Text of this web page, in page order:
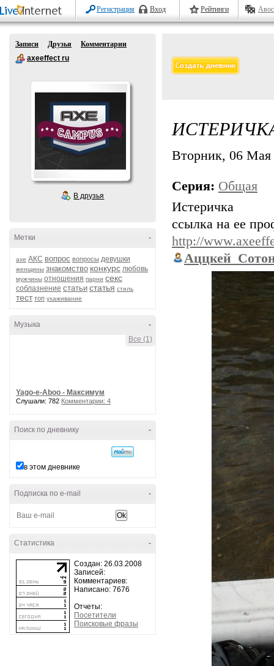
Регистрация Вход Рейтинги
Записи Друзья
Комментарии
axeeffect ru
В друзья
-
Метки
axe АКС вопрос вопросы девушки
женщины знакомство конкурс любовь
мужчины отношения парни секс
соблазнение статьи статья стиль
тест топ ухаживание
-
Музыка
Все (1)
Yago-e-Aboo - Максимум
Слушали: 782 Комментарии: 4
-
Поиск по дневнику
в этом дневнике
-
Подписка по e-mail
-
Статистика
Создан: 26.03.2008
Записей:
Комментариев:
Написано: 7676
Отчеты:
Посетители
Поисковые фразы
Вторник, 06 Мая
Серия: Общая
Истеричка
ссылка на ее
http://